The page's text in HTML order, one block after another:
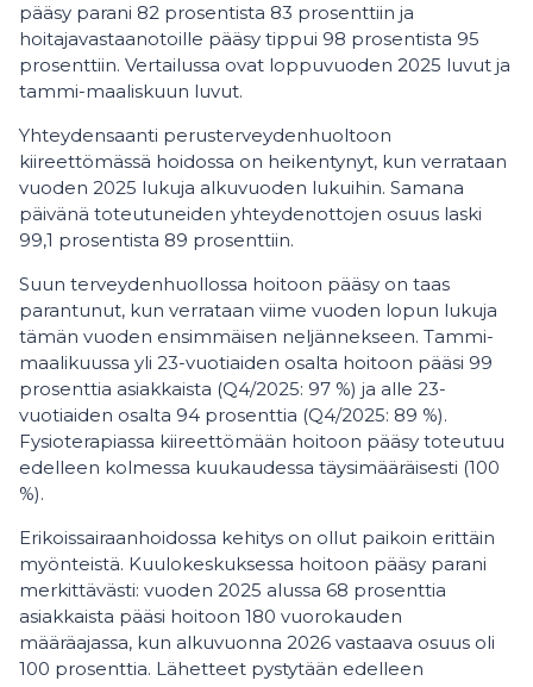
pääsy parani 82 prosentista 83 prosenttiin ja
hoitajavastaanotoille pääsy tippui 98 prosentista 95
prosenttiin. Vertailussa ovat loppuvuoden 2025 luvut ja
tammi-maaliskuun luvut.
Yhteydensaanti perusterveydenhuoltoon
kiireettömässä hoidossa on heikentynyt, kun verrataan
vuoden 2025 lukuja alkuvuoden lukuihin. Samana
päivänä toteutuneiden yhteydenottojen osuus laski
99,1 prosentista 89 prosenttiin.
Suun terveydenhuollossa hoitoon pääsy on taas
parantunut, kun verrataan viime vuoden lopun lukuja
tämän vuoden ensimmäisen neljännekseen. Tammi-
maalikuussa yli 23-vuotiaiden osalta hoitoon pääsi 99
prosenttia asiakkaista (Q4/2025: 97 %) ja alle 23-
vuotiaiden osalta 94 prosenttia (Q4/2025: 89 %).
Fysioterapiassa kiireettömään hoitoon pääsy toteutuu
edelleen kolmessa kuukaudessa täysimääräisesti (100
%).
Erikoissairaanhoidossa kehitys on ollut paikoin erittäin
myönteistä. Kuulokeskuksessa hoitoon pääsy parani
merkittävästi: vuoden 2025 alussa 68 prosenttia
asiakkaista pääsi hoitoon 180 vuorokauden
määräajassa, kun alkuvuonna 2026 vastaava osuus oli
100 prosenttia. Lähetteet pystytään edelleen